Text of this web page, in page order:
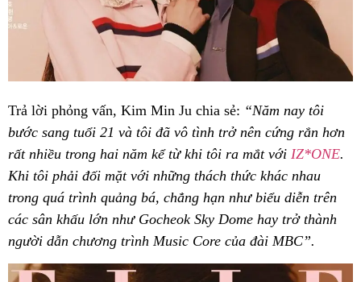
Trả lời phỏng vấn, Kim Min Ju chia sẻ: “Năm nay tôi
bước sang tuổi 21 và tôi đã vô tình trở nên cứng rắn hơn
rất nhiều trong hai năm kể từ khi tôi ra mắt với IZ*ONE.
Khi tôi phải đối mặt với những thách thức khác nhau
trong quá trình quảng bá, chẳng hạn như biểu diễn trên
các sân khấu lớn như Gocheok Sky Dome hay trở thành
người dẫn chương trình Music Core của đài MBC”.